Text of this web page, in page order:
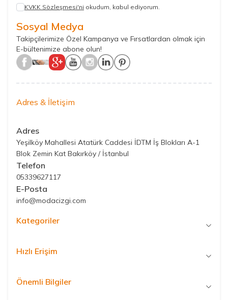
KVKK Sözleşmesi'ni okudum, kabul ediyorum.
Sosyal Medya
Takipçilerimize Özel Kampanya ve Fırsatlardan olmak için
E-bültenimize abone olun!
Adres & İletişim
Adres
Yeşilköy Mahallesi Atatürk Caddesi İDTM İş Blokları A-1
Blok Zemin Kat Bakırköy / İstanbul
Telefon
05339627117
E-Posta
info@modacizgi.com
Kategoriler
Hızlı Erişim
Önemli Bilgiler